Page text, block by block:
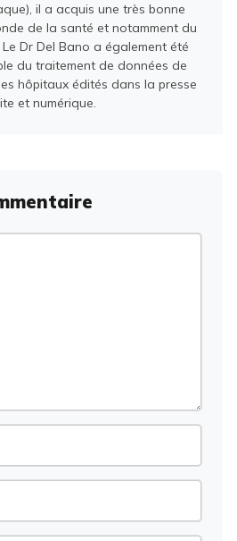
il a acquis une très bonne
de la santé et notamment du
Dr Del Bano a également été
du traitement de données de
hôpitaux édités dans la presse
et numérique.